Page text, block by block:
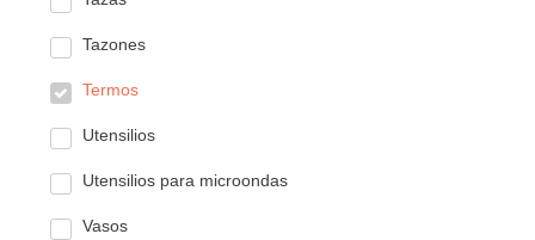
Tazones
Termos
Utensilios
Utensilios para microondas
Vasos